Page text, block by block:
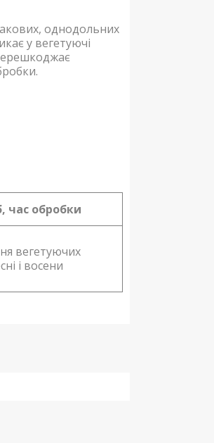
однодольних
у вегетуючі
час обробки
вегетуючих
і восени